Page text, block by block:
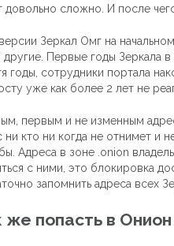
довольно сложно. И после
Зеркал Омг на
другие. Первые годы Зеркала
годы, сотрудники портала
уже как более 2 лет не
первым и не изменным
ни кто ни когда не отнимет и
Адреса в зоне .onion
с ними, это блокировка
запомнить адреса всех
же попасть в